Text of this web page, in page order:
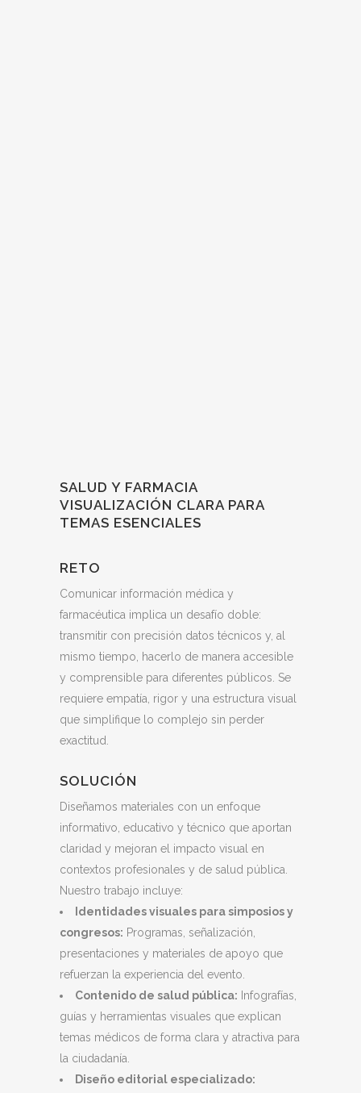
SALUD Y FARMACIA
VISUALIZACIÓN CLARA PARA
TEMAS ESENCIALES
RETO
Comunicar información médica y
farmacéutica implica un desafío doble:
transmitir con precisión datos técnicos y, al
mismo tiempo, hacerlo de manera accesible
y comprensible para diferentes públicos. Se
requiere empatía, rigor y una estructura visual
que simplifique lo complejo sin perder
exactitud.
SOLUCIÓN
Diseñamos materiales con un enfoque
informativo, educativo y técnico que aportan
claridad y mejoran el impacto visual en
contextos profesionales y de salud pública.
Nuestro trabajo incluye:
Identidades visuales para simposios y
congresos: Programas, señalización,
presentaciones y materiales de apoyo que
refuerzan la experiencia del evento.
Contenido de salud pública: Infografías,
guías y herramientas visuales que explican
temas médicos de forma clara y atractiva para
la ciudadanía.
Diseño editorial especializado: